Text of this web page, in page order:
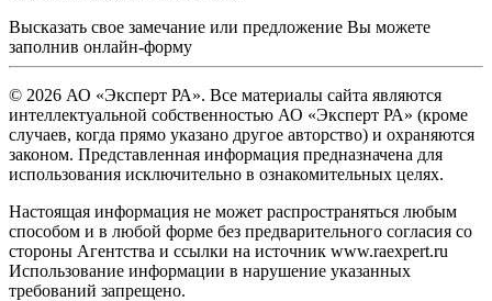
Высказать свое замечание или предложение Вы можете
заполнив онлайн-форму
© 2026 АО «Эксперт РА». Все материалы сайта являются
интеллектуальной собственностью АО «Эксперт РА» (кроме
случаев, когда прямо указано другое авторство) и охраняются
законом. Представленная информация предназначена для
использования исключительно в ознакомительных целях.
Настоящая информация не может распространяться любым
способом и в любой форме без предварительного согласия со
стороны Агентства и ссылки на источник www.raexpert.ru
Использование информации в нарушение указанных
требований запрещено.